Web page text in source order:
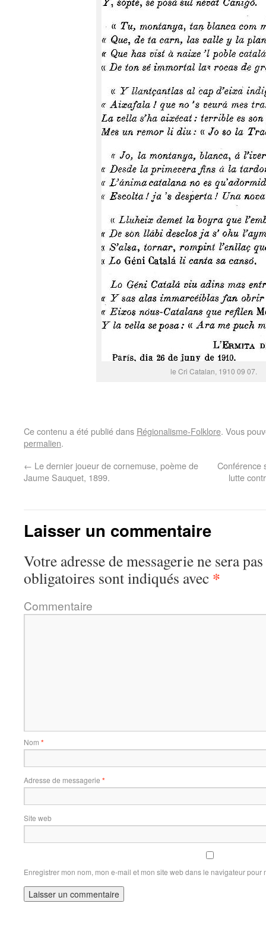
le Cri Catalan, 1910 09 07.
Ce contenu a été publié dans Régionalisme-Folklore. Vous
permalien.
← Le dernier joueur de cornemuse, poème de
Jaume Sauquet, 1899.
Conférence
lutte
Laisser un commentaire
Votre adresse de messagerie ne sera
obligatoires sont indiqués avec *
Commentaire
Nom *
Adresse de messagerie *
Site web
Enregistrer mon nom, mon e-mail et mon site web dans le navigateur pour